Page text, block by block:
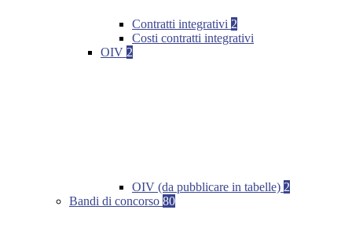
Contratti integrativi 2
Costi contratti integrativi
OIV 2
OIV (da pubblicare in tabelle) 2
Bandi di concorso 80